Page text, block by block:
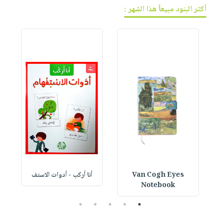
أكثر البنود مبيعاً هذا الشهر :
Van Cogh Eyes
Notebook
أنا أركب - أدوات الاستف
1
2
3
4
5